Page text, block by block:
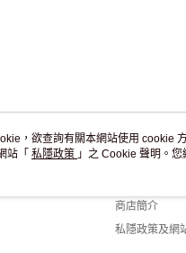
關於我們
商店簡介
私隱政策及網
，欲查詢有關本網站使用 cookie
站「 私隱政策 」之 Cookie 聲明。